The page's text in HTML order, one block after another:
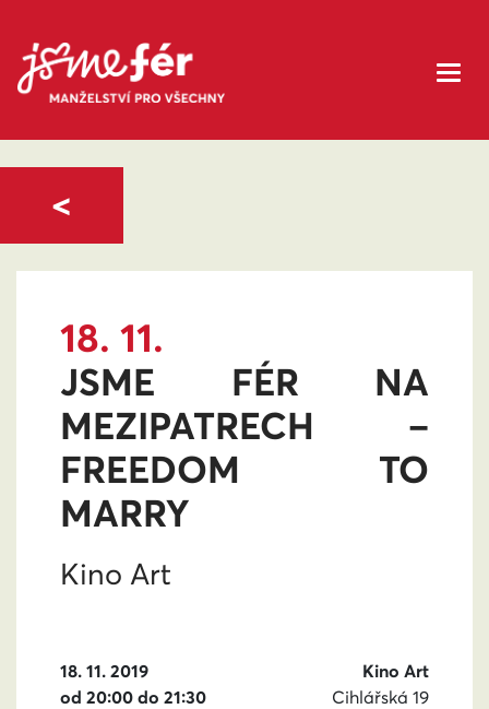
18. 11.
JSME FÉR NA
MEZIPATRECH –
FREEDOM TO
MARRY
Kino Art
18. 11. 2019
od 20:00 do 21:30
Kino Art
Cihlářská 19
<